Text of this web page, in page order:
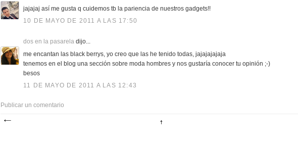
jajajaj así me gusta q cuidemos tb la pariencia de nuestros gadgets!!
10 DE MAYO DE 2011 A LAS 17:50
dos en la pasarela dijo...
me encantan las black berrys, yo creo que las he tenido todas, jajajajajaja
tenemos en el blog una sección sobre moda hombres y nos gustaría conocer tu opinión ;-)
besos
11 DE MAYO DE 2011 A LAS 12:43
Publicar un comentario